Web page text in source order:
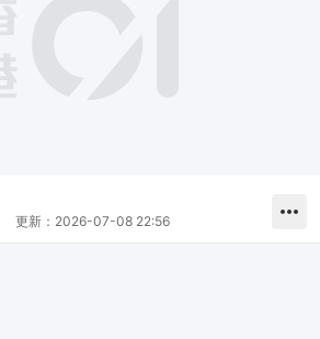
更新： 2026-07-08 22:56